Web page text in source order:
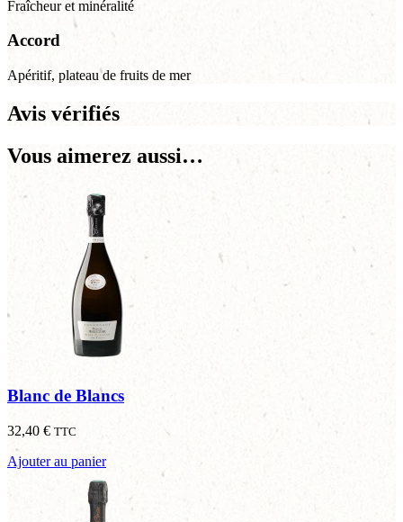
Fraîcheur et minéralité
Accord
Apéritif, plateau de fruits de mer
Avis vérifiés
Vous aimerez aussi…
Blanc de Blancs
32,40 € TTC
Ajouter au panier